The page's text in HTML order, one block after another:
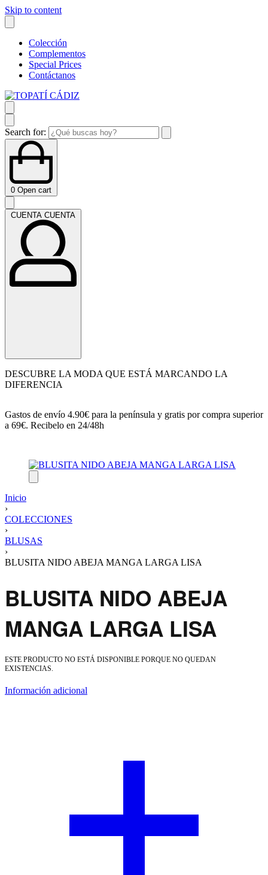
Skip to content
Colección
Complementos
Special Prices
Contáctanos
Search for:
0 Open cart
CUENTA CUENTA
DESCUBRE LA MODA QUE ESTÁ MARCANDO LA
DIFERENCIA
Gastos de envío 4.90€ para la península y gratis por compra superior
a 69€. Recibelo en 24/48h
Inicio
›
COLECCIONES
›
BLUSAS
›
BLUSITA NIDO ABEJA MANGA LARGA LISA
BLUSITA NIDO ABEJA
MANGA LARGA LISA
ESTE PRODUCTO NO ESTÁ DISPONIBLE PORQUE NO QUEDAN
EXISTENCIAS.
Información adicional